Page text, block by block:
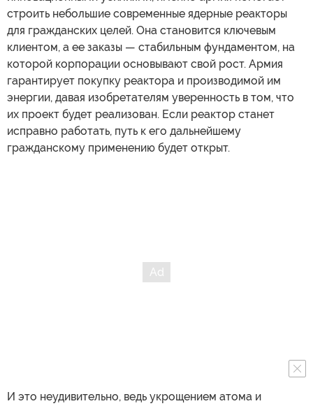
строить небольшие современные ядерные реакторы
для гражданских целей. Она становится ключевым
клиентом, а ее заказы — стабильным фундаментом, на
которой корпорации основывают свой рост. Армия
гарантирует покупку реактора и производимой им
энергии, давая изобретателям уверенность в том, что
их проект будет реализован. Если реактор станет
исправно работать, путь к его дальнейшему
гражданскому применению будет открыт.
И это неудивительно, ведь укрощением атома и